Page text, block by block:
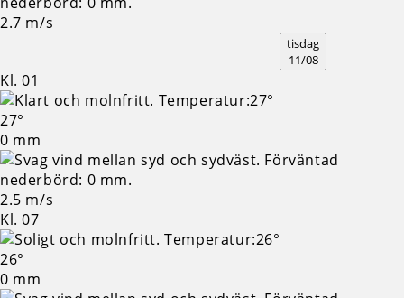
2.7 m/s
tisdag
11/08
Kl. 01
27°
0 mm
2.5 m/s
Kl. 07
26°
0 mm